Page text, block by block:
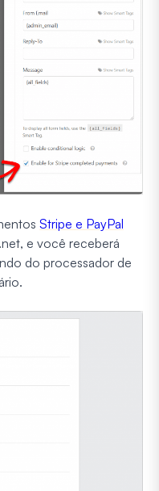
Stripe e PayPal
e você receberá
do processador de